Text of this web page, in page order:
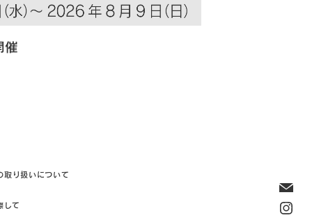
催
取り扱いについて
して